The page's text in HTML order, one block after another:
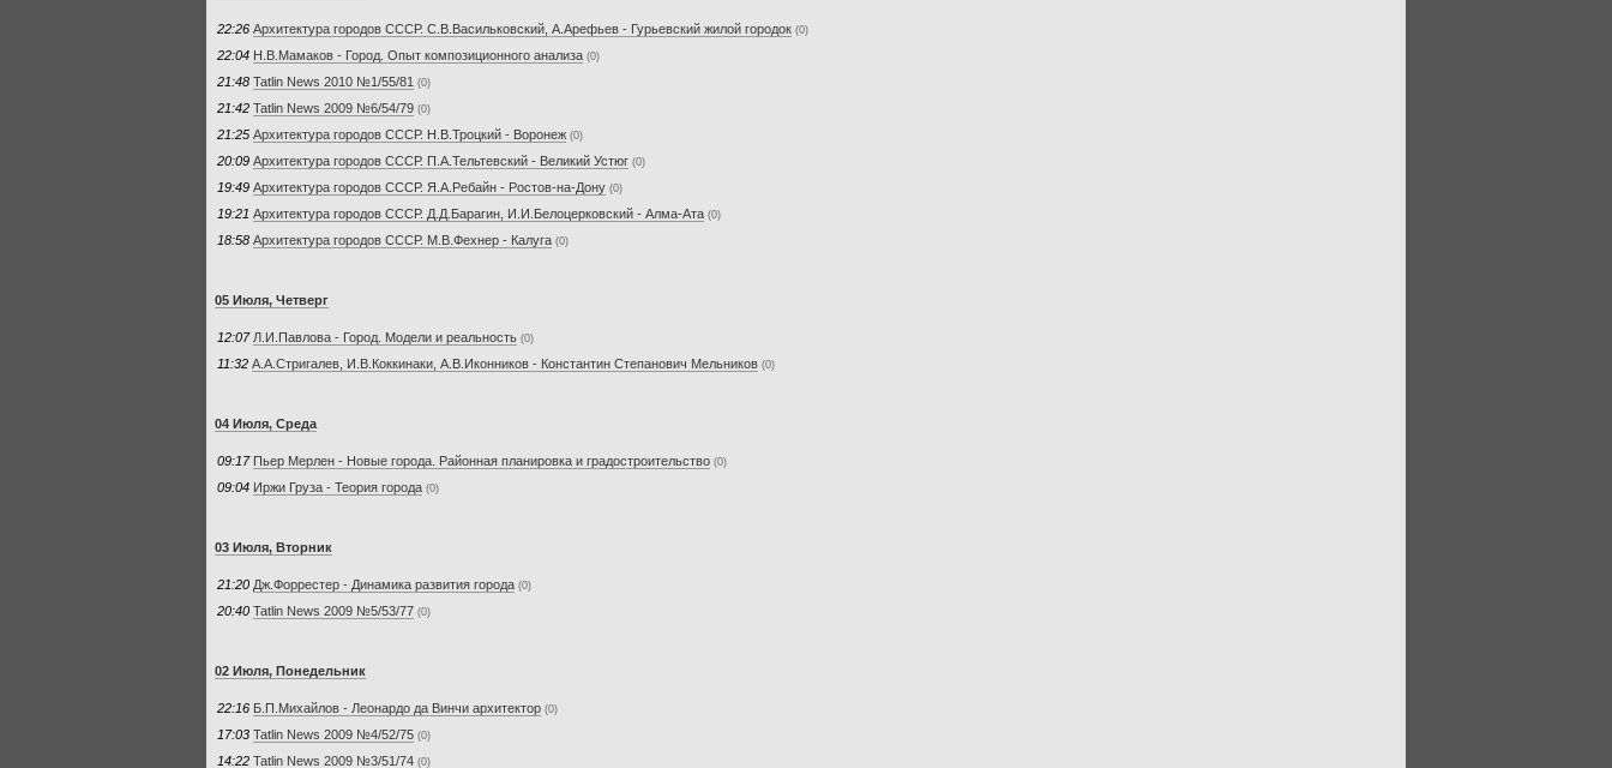
22:26 Архитектура городов СССР. С.В.Васильковский, А.Арефьев - Гурьевский жилой городок (0)
22:04 Н.В.Мамаков - Город. Опыт композиционного анализа (0)
21:48 Tatlin News 2010 №1/55/81 (0)
21:42 Tatlin News 2009 №6/54/79 (0)
21:25 Архитектура городов СССР. Н.В.Троцкий - Воронеж (0)
20:09 Архитектура городов СССР. П.А.Тельтевский - Великий Устюг (0)
19:49 Архитектура городов СССР. Я.А.Ребайн - Ростов-на-Дону (0)
19:21 Архитектура городов СССР. Д.Д.Барагин, И.И.Белоцерковский - Алма-Ата (0)
18:58 Архитектура городов СССР. М.В.Фехнер - Калуга (0)
05 Июля, Четверг
12:07 Л.И.Павлова - Город. Модели и реальность (0)
11:32 А.А.Стригалев, И.В.Коккинаки, А.В.Иконников - Константин Степанович Мельников (0)
04 Июля, Среда
09:17 Пьер Мерлен - Новые города. Районная планировка и градостроительство (0)
09:04 Иржи Груза - Теория города (0)
03 Июля, Вторник
21:20 Дж.Форрестер - Динамика развития города (0)
20:40 Tatlin News 2009 №5/53/77 (0)
02 Июля, Понедельник
22:16 Б.П.Михайлов - Леонардо да Винчи архитектор (0)
17:03 Tatlin News 2009 №4/52/75 (0)
14:22 Tatlin News 2009 №3/51/74 (0)